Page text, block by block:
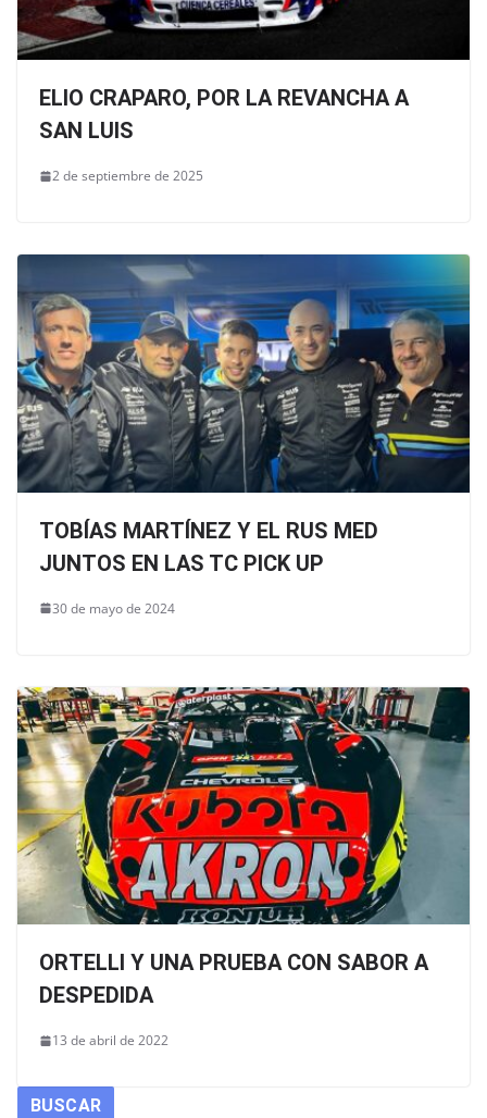
ELIO CRAPARO, POR LA REVANCHA A
SAN LUIS
2 de septiembre de 2025
TOBÍAS MARTÍNEZ Y EL RUS MED
JUNTOS EN LAS TC PICK UP
30 de mayo de 2024
ORTELLI Y UNA PRUEBA CON SABOR A
DESPEDIDA
13 de abril de 2022
BUSCAR